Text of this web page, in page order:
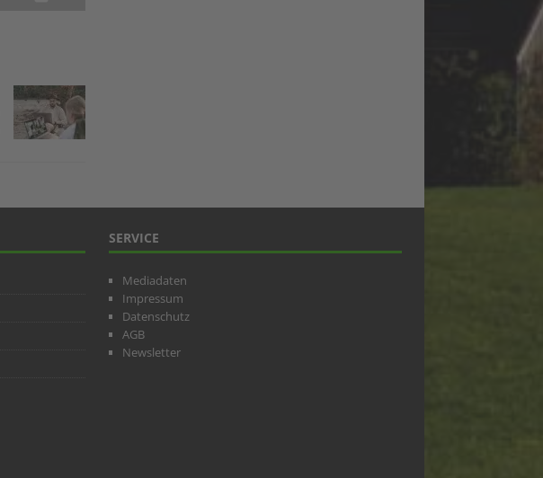
SERVICE
Mediadaten
Impressum
Datenschutz
AGB
Newsletter